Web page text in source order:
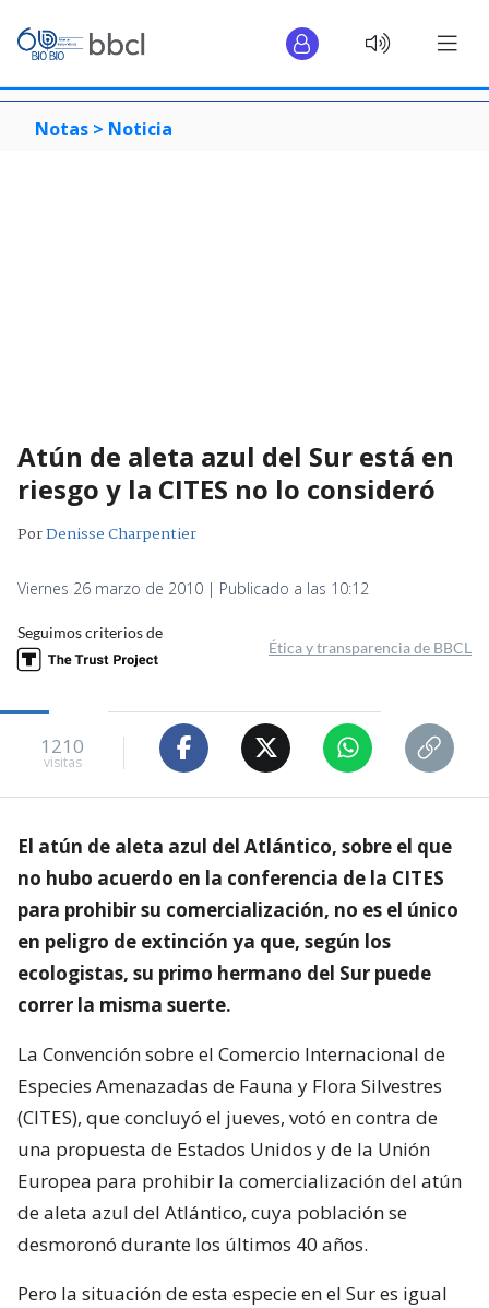
Notas > Noticia
Atún de aleta azul del Sur está en
riesgo y la CITES no lo consideró
PorDenisse Charpentier
Viernes 26 marzo de 2010 | Publicado a las 10:12
Seguimos criterios de
Ética y transparencia de BBCL
1210
visitas
El atún de aleta azul del Atlántico, sobre el que
no hubo acuerdo en la conferencia de la CITES
para prohibir su comercialización, no es el único
en peligro de extinción ya que, según los
ecologistas, su primo hermano del Sur puede
correr la misma suerte.
La Convención sobre el Comercio Internacional de
Especies Amenazadas de Fauna y Flora Silvestres
(CITES), que concluyó el jueves, votó en contra de
una propuesta de Estados Unidos y de la Unión
Europea para prohibir la comercialización del atún
de aleta azul del Atlántico, cuya población se
desmoronó durante los últimos 40 años.
Pero la situación de esta especie en el Sur es igual